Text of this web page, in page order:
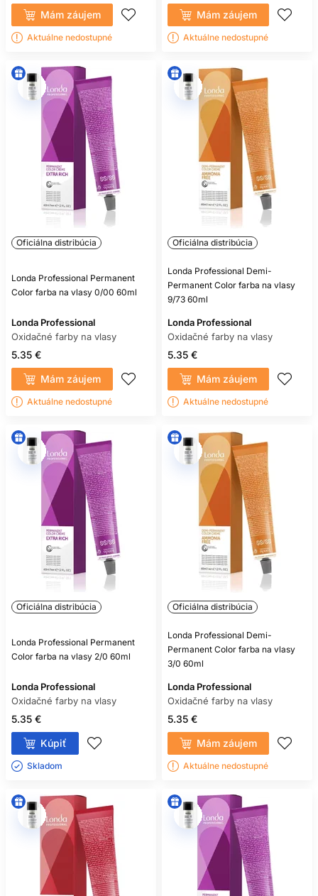
Mám záujem
Aktuálne nedostupné
Mám záujem
Aktuálne nedostupné
Oficiálna distribúcia
Londa Professional Permanent
Color farba na vlasy 0/00 60ml
Londa Professional
Oxidačné farby na vlasy
5.35 €
Mám záujem
Aktuálne nedostupné
Oficiálna distribúcia
Londa Professional Demi-
Permanent Color farba na vlasy
9/73 60ml
Londa Professional
Oxidačné farby na vlasy
5.35 €
Mám záujem
Aktuálne nedostupné
Oficiálna distribúcia
Londa Professional Permanent
Color farba na vlasy 2/0 60ml
Londa Professional
Oxidačné farby na vlasy
5.35 €
Kúpiť
Skladom ㅤ
Oficiálna distribúcia
Londa Professional Demi-
Permanent Color farba na vlasy
3/0 60ml
Londa Professional
Oxidačné farby na vlasy
5.35 €
Mám záujem
Aktuálne nedostupné